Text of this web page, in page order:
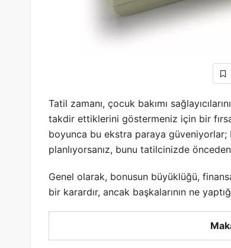
Tatil zamanı, çocuk bakımı
takdir ettiklerini göstermeniz için bir
boyunca bu ekstra paraya
planlıyorsanız, bunu tatilcinizde önceden
Genel olarak, bonusun büyüklüğü,
bir karardır, ancak başkalarının ne